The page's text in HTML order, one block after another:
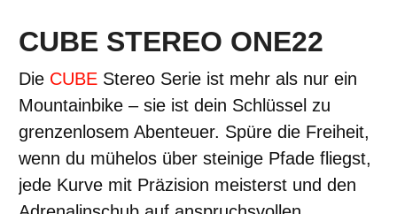
CUBE STEREO ONE22
Die CUBE Stereo Serie ist mehr als nur ein
Mountainbike – sie ist dein Schlüssel zu
grenzenlosem Abenteuer. Spüre die Freiheit,
wenn du mühelos über steinige Pfade fliegst,
jede Kurve mit Präzision meisterst und den